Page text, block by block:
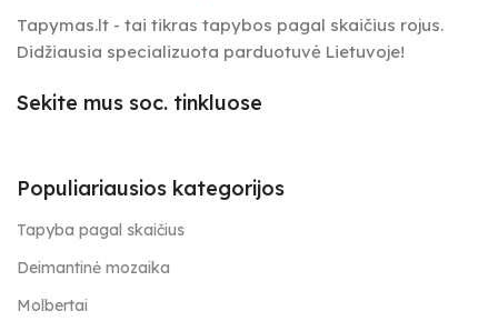
Tapymas.lt - tai tikras tapybos pagal skaičius rojus.
Didžiausia specializuota parduotuvė Lietuvoje!
Sekite mus soc. tinkluose
Populiariausios kategorijos
Tapyba pagal skaičius
Deimantinė mozaika
Molbertai